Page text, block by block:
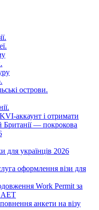
острови.
аккаунт і отримати
Британії — покрокова
для українців 2026
оформлення візи для
Work Permit за
анкети на візу